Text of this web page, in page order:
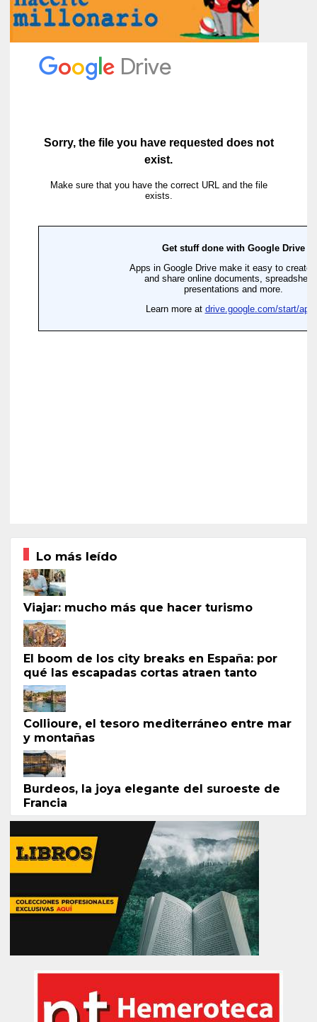
Lo más leído
Viajar: mucho más que hacer turismo
El boom de los city breaks en España: por
qué las escapadas cortas atraen tanto
Collioure, el tesoro mediterráneo entre mar
y montañas
Burdeos, la joya elegante del suroeste de
Francia